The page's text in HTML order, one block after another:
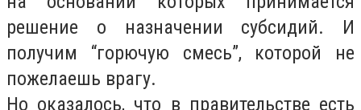
решение о назначении субсидий. И
получим “горючую смесь”, которой не
пожелаешь врагу.
Но оказалось, что в правительстве есть